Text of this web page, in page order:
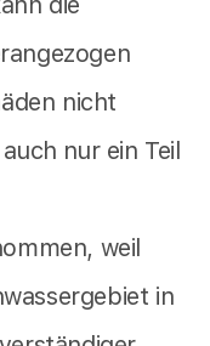
nicht
nur ein Teil
weil
in